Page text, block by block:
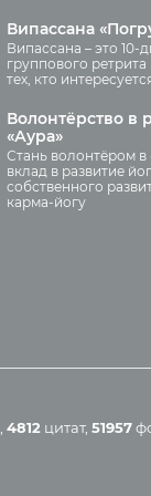
Випассана
Випассана – это 10-
группового
тех, кто
Волонтёрство в
«Аура»
Стань волонтёром
вклад в развитие
собственного
карма-йогу
, 4812 цитат, 51957